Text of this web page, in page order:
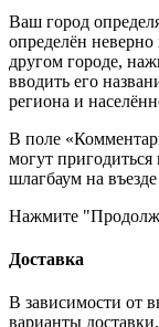
Ваш город
определён неверно
другом городе,
вводить его
региона и
В поле
могут
шлагбаум на
Нажмите
Доставка
В зависимости от
варианты доставки.